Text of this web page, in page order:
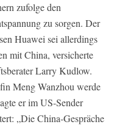
zufolge den
zu sorgen. Der
Huawei sei allerdings
mit China, versicherte
Larry Kudlow.
Meng Wanzhou werde
er im US-Sender
„Die China-Gespräche